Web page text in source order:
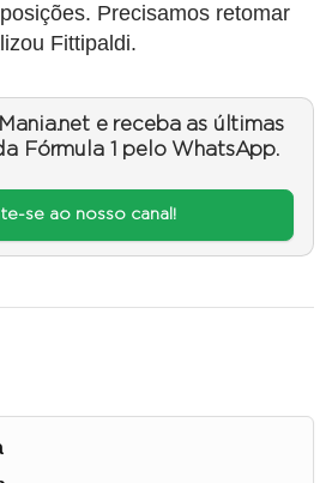
Precisamos retomar
Fittipaldi.
e receba as últimas
Fórmula 1 pelo WhatsApp.
se ao nosso canal!